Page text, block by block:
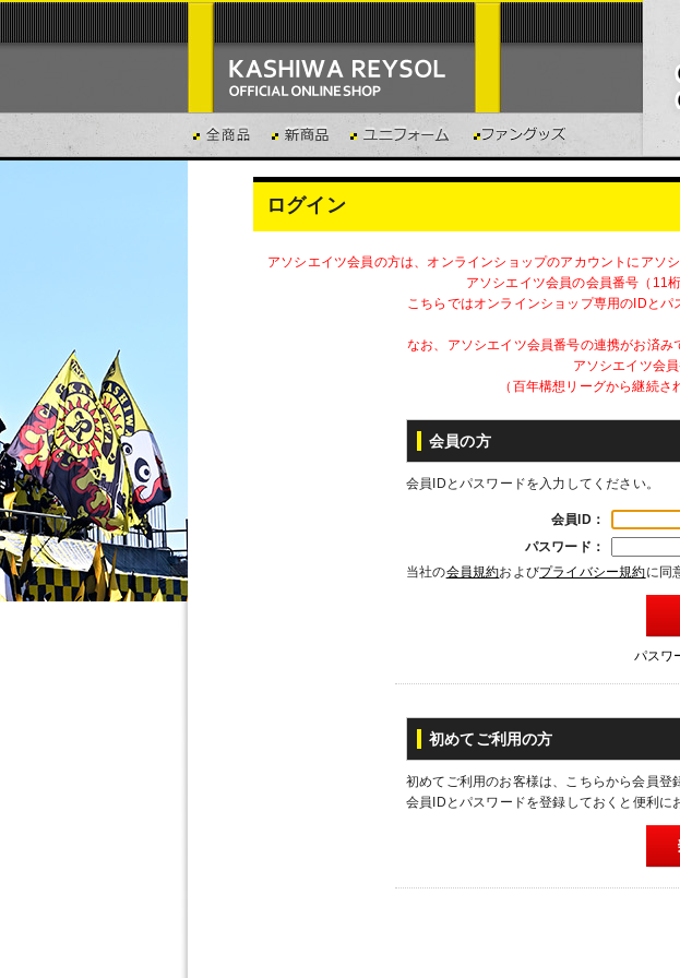
ログイン
アソシエイツ会員の方は、オンラインショップのアカウントにアソ
アソシエイツ会員の会員番号（11
こちらではオンラインショップ専用のIDとパ
なお、アソシエイツ会員番号の連携がお済み
アソシエイツ会
（百年構想リーグから継続
会員の方
会員IDとパスワードを入力してください。
会員ID：
パスワード：
当社の会員規約およびプライバシー規約に同
パスワ
初めてご利用の方
初めてご利用のお客様は、こちらから会員登
会員IDとパスワードを登録しておくと便利に